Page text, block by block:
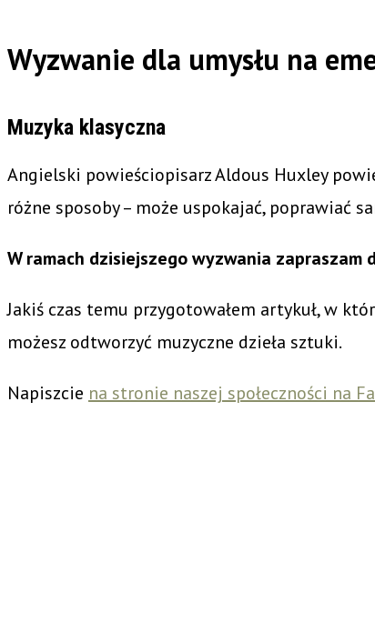
Wyzwanie dla umysłu na
Muzyka klasyczna
Angielski powieściopisarz Aldous Huxley
różne sposoby – może uspokajać, poprawiać
W ramach dzisiejszego wyzwania zapraszam
Jakiś czas temu przygotowałem artykuł, w
możesz odtworzyć muzyczne dzieła sztuki.
Napiszcie na stronie naszej społeczności na